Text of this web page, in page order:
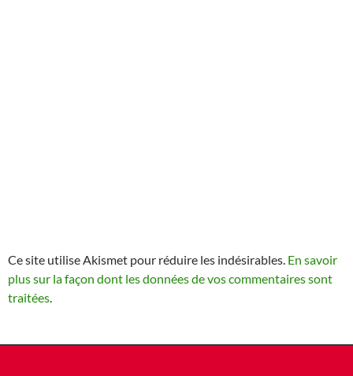
Ce site utilise Akismet pour réduire les indésirables. En savoir
plus sur la façon dont les données de vos commentaires sont
traitées.